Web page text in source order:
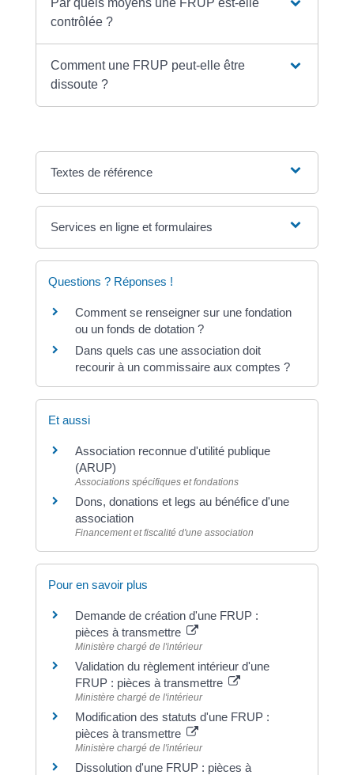
Par quels moyens une FRUP est-elle
contrôlée ?
Comment une FRUP peut-elle être
dissoute ?
Textes de référence
Services en ligne et formulaires
Questions ? Réponses !
Comment se renseigner sur une fondation
ou un fonds de dotation ?
Dans quels cas une association doit
recourir à un commissaire aux comptes ?
Et aussi
Association reconnue d'utilité publique
(ARUP)
Associations spécifiques et fondations
Dons, donations et legs au bénéfice d'une
association
Financement et fiscalité d'une association
Pour en savoir plus
Demande de création d'une FRUP :
pièces à transmettre
Ministère chargé de l'intérieur
Validation du règlement intérieur d'une
FRUP : pièces à transmettre
Ministère chargé de l'intérieur
Modification des statuts d'une FRUP :
pièces à transmettre
Ministère chargé de l'intérieur
Dissolution d'une FRUP : pièces à